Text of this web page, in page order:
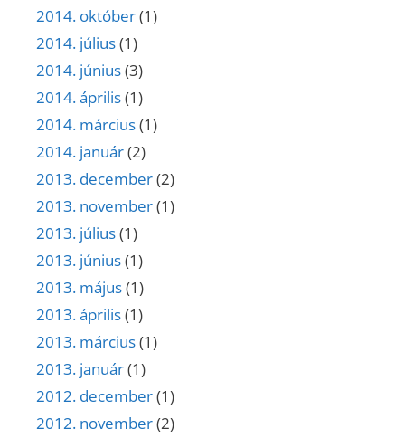
2014. október(1)
2014. július(1)
2014. június(3)
2014. április(1)
2014. március(1)
2014. január(2)
2013. december(2)
2013. november(1)
2013. július(1)
2013. június(1)
2013. május(1)
2013. április(1)
2013. március(1)
2013. január(1)
2012. december(1)
2012. november(2)